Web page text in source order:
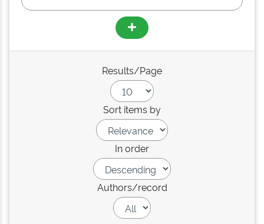
Results/Page
Sort items by
In order
Authors/record